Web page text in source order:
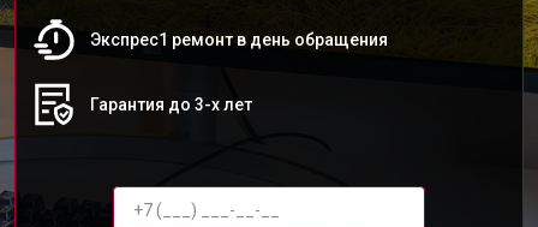
Экспрес1 ремонт в день обращения
Гарантия до 3-х лет